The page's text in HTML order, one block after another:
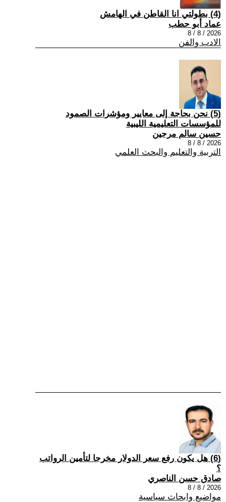
(4) بطولتي انا القاطن في الهامش
عماد أبو حطب
2026 / 8 / 8
الادب والفن
(5) نحن بحاجة إلى معايير ومؤشرات الصمود
للمؤسسات التعليمية الليبية
حسين سالم مرجين
2026 / 8 / 8
التربية والتعليم والبحث العلمي
(6) هل يكون رفع سعر الدولار مخرجا لتأمين الرواتب
؟
صادق حسن الناصري
2026 / 8 / 8
مواضيع وابحاث سياسية